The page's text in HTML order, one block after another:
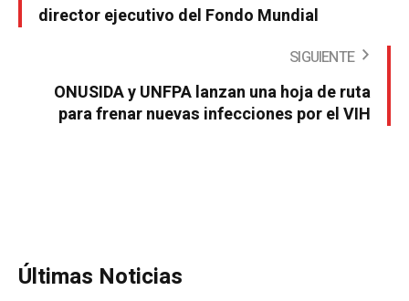
director ejecutivo del Fondo Mundial
SIGUIENTE
ONUSIDA y UNFPA lanzan una hoja de ruta
para frenar nuevas infecciones por el VIH
Últimas Noticias